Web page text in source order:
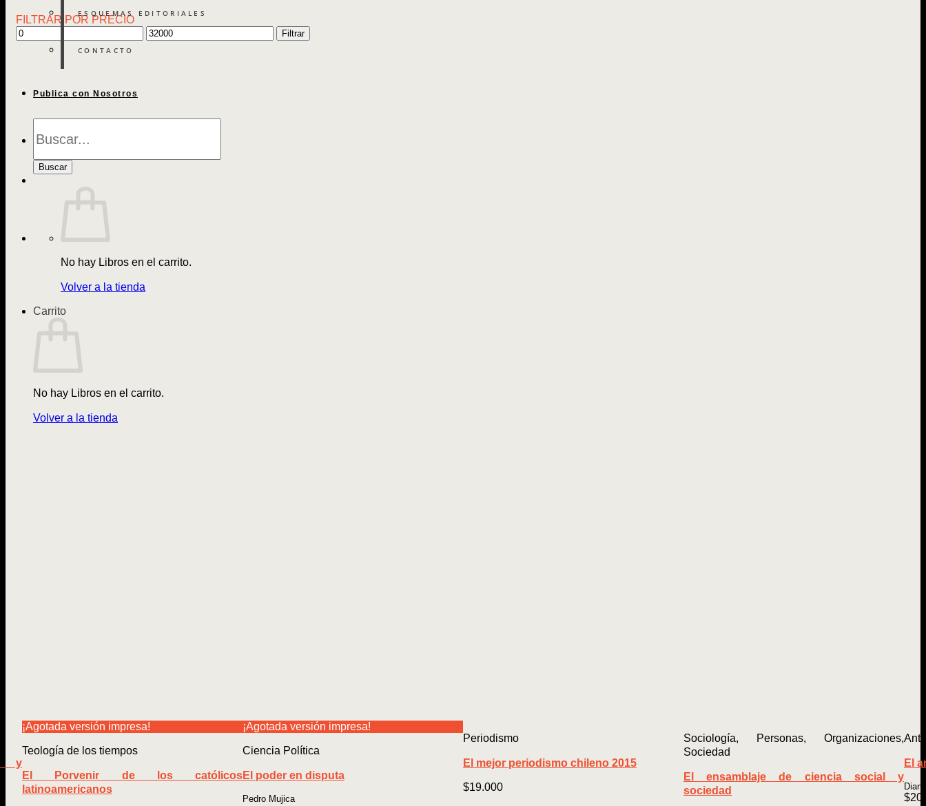
ESQUEMAS EDITORIALES
CONTACTO
Publica con Nosotros
de
Buscar
No hay Libros en el carrito.
Volver a la tienda
Carrito
No hay Libros en el carrito.
Volver a la tienda
FILTRAR POR PRECIO
Precio
mínimo
Precio
máximo
Filtrar
y
¡Agotada versión impresa!
Teología de los tiempos
El Porvenir de los católicos
latinoamericanos
¡Agotada versión impresa!
Ciencia Política
El poder en disputa
Pedro Mujica
Periodismo
El mejor periodismo chileno 2015
$19.000
Sociología, Personas, Organizaciones,
Sociedad
El ensamblaje de ciencia social y
sociedad
El
$